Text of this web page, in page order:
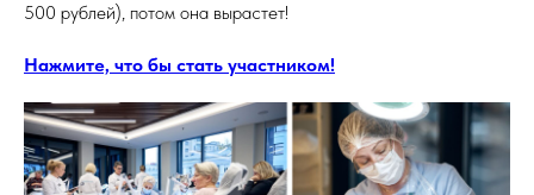
500 рублей), потом она вырастет!
Нажмите, что бы стать участником!